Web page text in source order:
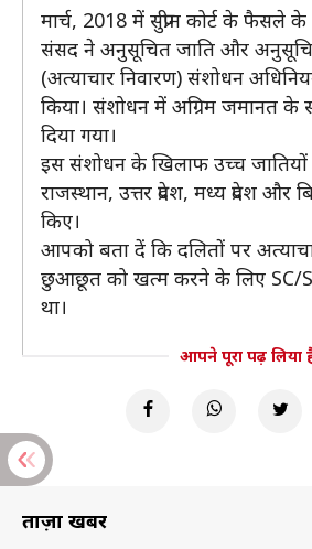
मार्च, 2018 में सुप्रीम कोर्ट के फैसले
संसद ने अनुसूचित जाति और
(अत्याचार निवारण) संशोधन
किया। संशोधन में अग्रिम जमानत के
दिया गया।
इस संशोधन के खिलाफ उच्च जातियों
राजस्थान, उत्तर प्रदेश, मध्य प्रदेश और
किए।
आपको बता दें कि दलितों पर
छुआछूत को खत्म करने के लिए SC/
था।
आपने पूरा पढ़ लिया
ताज़ा खबरें